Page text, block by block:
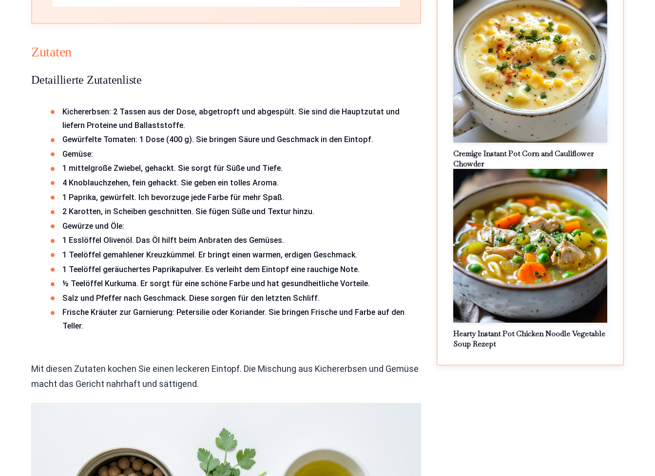
Zutaten
Detaillierte Zutatenliste
Kichererbsen: 2 Tassen aus der Dose, abgetropft und abgespült. Sie sind die Hauptzutat und
liefern Proteine und Ballaststoffe.
Gewürfelte Tomaten: 1 Dose (400 g). Sie bringen Säure und Geschmack in den Eintopf.
Gemüse:
1 mittelgroße Zwiebel, gehackt. Sie sorgt für Süße und Tiefe.
4 Knoblauchzehen, fein gehackt. Sie geben ein tolles Aroma.
1 Paprika, gewürfelt. Ich bevorzuge jede Farbe für mehr Spaß.
2 Karotten, in Scheiben geschnitten. Sie fügen Süße und Textur hinzu.
Gewürze und Öle:
1 Esslöffel Olivenöl. Das Öl hilft beim Anbraten des Gemüses.
1 Teelöffel gemahlener Kreuzkümmel. Er bringt einen warmen, erdigen Geschmack.
1 Teelöffel geräuchertes Paprikapulver. Es verleiht dem Eintopf eine rauchige Note.
½ Teelöffel Kurkuma. Er sorgt für eine schöne Farbe und hat gesundheitliche Vorteile.
Salz und Pfeffer nach Geschmack. Diese sorgen für den letzten Schliff.
Frische Kräuter zur Garnierung: Petersilie oder Koriander. Sie bringen Frische und Farbe auf den
Teller.
Mit diesen Zutaten kochen Sie einen leckeren Eintopf. Die Mischung aus Kichererbsen und Gemüse
macht das Gericht nahrhaft und sättigend.
Cremige Instant Pot Corn and Cauliflower
Chowder
Hearty Instant Pot Chicken Noodle Vegetable
Soup Rezept